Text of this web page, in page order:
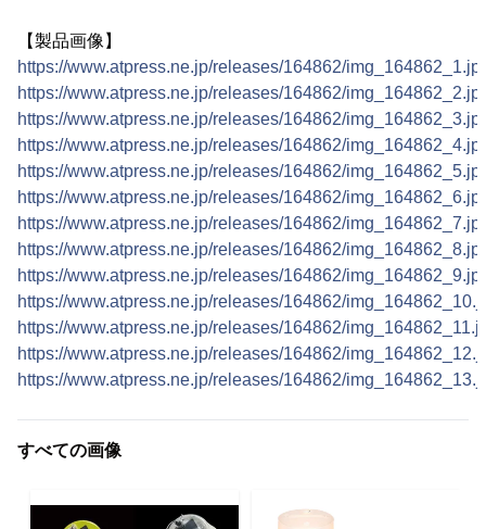
【製品画像】
https://www.atpress.ne.jp/releases/164862/
https://www.atpress.ne.jp/releases/164862/
https://www.atpress.ne.jp/releases/164862/
https://www.atpress.ne.jp/releases/164862/
https://www.atpress.ne.jp/releases/164862/
https://www.atpress.ne.jp/releases/164862/
https://www.atpress.ne.jp/releases/164862/
https://www.atpress.ne.jp/releases/164862/
https://www.atpress.ne.jp/releases/164862/
https://www.atpress.ne.jp/releases/164862/
https://www.atpress.ne.jp/releases/164862/
https://www.atpress.ne.jp/releases/164862/
https://www.atpress.ne.jp/releases/164862/
すべての画像